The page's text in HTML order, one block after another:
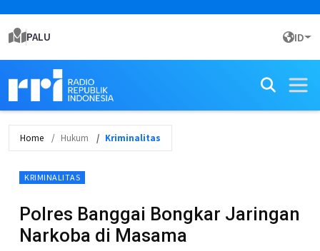
PALU ID
Home Hukum Kriminalitas
KRIMINALITAS
Polres Banggai Bongkar Jaringan
Narkoba di Masama